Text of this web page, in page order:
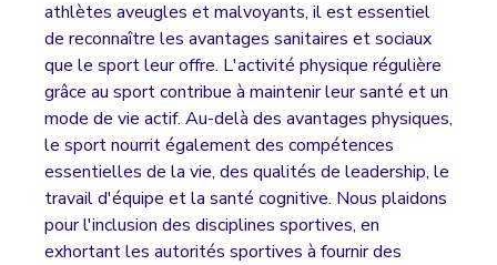
athlètes aveugles et malvoyants, il est essentiel
de reconnaître les avantages sanitaires et sociaux
que le sport leur offre. L'activité physique régulière
grâce au sport contribue à maintenir leur santé et un
mode de vie actif. Au-delà des avantages physiques,
le sport nourrit également des compétences
essentielles de la vie, des qualités de leadership, le
travail d'équipe et la santé cognitive. Nous plaidons
pour l'inclusion des disciplines sportives, en
exhortant les autorités sportives à fournir des